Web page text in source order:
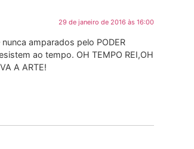
29 de janeiro de 2016 às 16:00
nunca amparados pelo PODER
ao tempo. OH TEMPO REI,OH
A ARTE!